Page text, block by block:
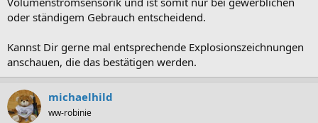
oder ständigem Gebrauch entscheidend.
Kannst Dir gerne mal entsprechende Explosionszeichnungen
anschauen, die das bestätigen werden.
michaelhild
ww-robinie